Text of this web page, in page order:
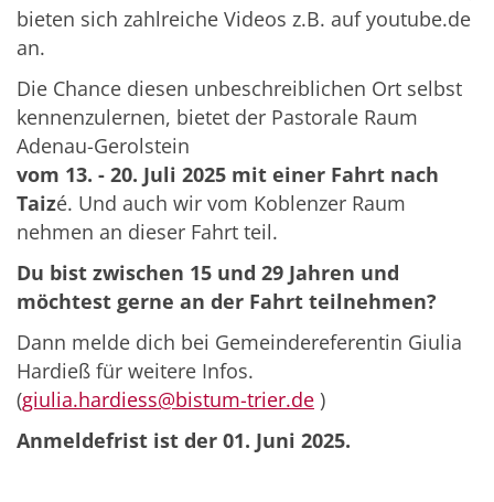
bieten sich zahlreiche Videos z.B. auf youtube.de
an.
Die Chance diesen unbeschreiblichen Ort selbst
kennenzulernen, bietet der Pastorale Raum
Adenau-Gerolstein
vom 13. - 20. Juli 2025 mit einer Fahrt nach
Taizé. Und auch wir vom Koblenzer Raum
nehmen an dieser Fahrt teil.
Du bist zwischen 15 und 29 Jahren und
möchtest gerne an der Fahrt teilnehmen?
Dann melde dich bei Gemeindereferentin Giulia
Hardieß für weitere Infos.
(giulia.hardiess@bistum-trier.de )
Anmeldefrist ist der 01. Juni 2025.